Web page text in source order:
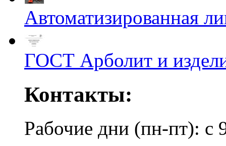
Автоматизированная
ГОСТ Арболит и
Контакты:
Рабочие дни (пн-пт): с